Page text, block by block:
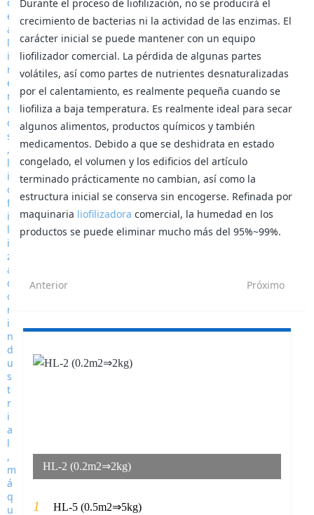
Durante el proceso de liofilización, no se producirá el
crecimiento de bacterias ni la actividad de las enzimas. El
carácter inicial se puede mantener con un equipo
liofilizador comercial. La pérdida de algunas partes
volátiles, así como partes de nutrientes desnaturalizadas
por el calentamiento, es realmente pequeña cuando se
liofiliza a baja temperatura. Es realmente ideal para secar
algunos alimentos, productos químicos y también
medicamentos. Debido a que se deshidrata en estado
congelado, el volumen y los edificios del artículo
terminado prácticamente no cambian, así como la
estructura inicial se conserva sin encogerse. Refinada por
maquinaria liofilizadora comercial, la humedad en los
productos se puede eliminar mucho más del 95%~99%.
Anterior Próximo
HL-2 (0.2m2⇒2kg)
1 HL-5 (0.5m2⇒5kg)